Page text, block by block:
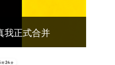
我正式合并